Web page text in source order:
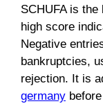
SCHUFA is the
high score
Negative
bankruptcies,
rejection. It is
germany